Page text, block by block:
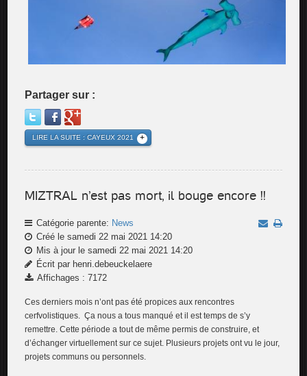
Partager sur :
LIRE LA SUITE : CAYEUX 2021
MIZTRAL n’est pas mort, il bouge encore !!
Catégorie parente: News
Créé le samedi 22 mai 2021 14:20
Mis à jour le samedi 22 mai 2021 14:20
Écrit par henri.debeuckelaere
Affichages : 7172
Ces derniers mois n’ont pas été propices aux rencontres
cerfvolistiques. Ça nous a tous manqué et il est temps de s’y
remettre. Cette période a tout de même permis de construire, et
d’échanger virtuellement sur ce sujet. Plusieurs projets ont vu le jour,
projets communs ou personnels.